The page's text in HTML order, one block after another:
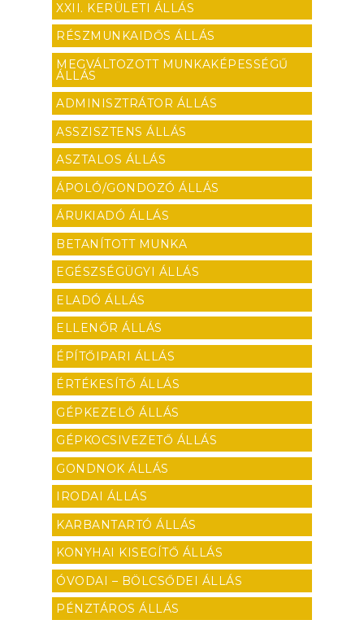
XXII. KERÜLETI ÁLLÁS
RÉSZMUNKAIDŐS ÁLLÁS
MEGVÁLTOZOTT MUNKAKÉPESSÉGŰ
ÁLLÁS
ADMINISZTRÁTOR ÁLLÁS
ASSZISZTENS ÁLLÁS
ASZTALOS ÁLLÁS
ÁPOLÓ/GONDOZÓ ÁLLÁS
ÁRUKIADÓ ÁLLÁS
BETANÍTOTT MUNKA
EGÉSZSÉGÜGYI ÁLLÁS
ELADÓ ÁLLÁS
ELLENŐR ÁLLÁS
ÉPÍTŐIPARI ÁLLÁS
ÉRTÉKESÍTŐ ÁLLÁS
GÉPKEZELŐ ÁLLÁS
GÉPKOCSIVEZETŐ ÁLLÁS
GONDNOK ÁLLÁS
IRODAI ÁLLÁS
KARBANTARTÓ ÁLLÁS
KONYHAI KISEGÍTŐ ÁLLÁS
ÓVODAI – BÖLCSŐDEI ÁLLÁS
PÉNZTÁROS ÁLLÁS